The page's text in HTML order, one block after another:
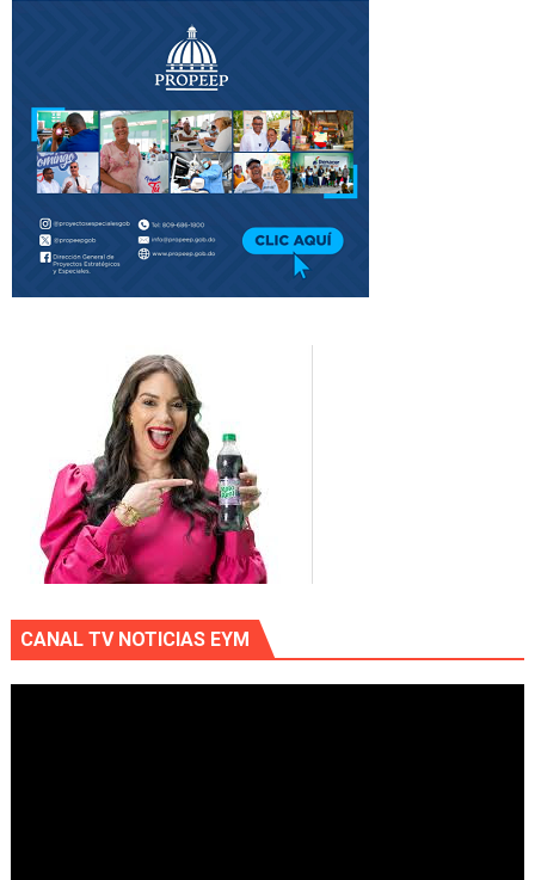
CANAL TV NOTICIAS EYM